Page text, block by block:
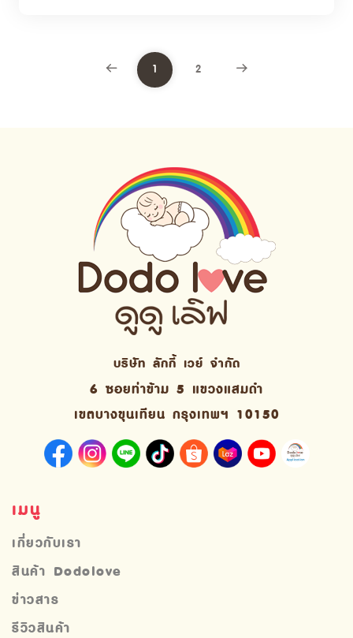
1 2
บริษัท ลักกี้ เวย์ จํากัด
6 ซอยท่าข้าม 5 แขวงแสมดำ
เขตบางขุนเทียน กรุงเทพฯ 10150
เมนู
เกี่ยวกับเรา
สินค้า Dodolove
ข่าวสาร
รีวิวสินค้า